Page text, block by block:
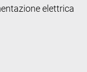
elettrica